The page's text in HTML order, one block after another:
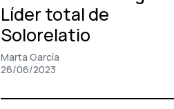
Líder total de
Solorelatio
Marta García
26/06/2023